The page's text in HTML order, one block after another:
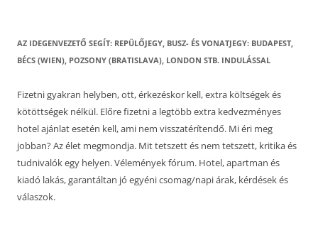
AZ IDEGENVEZETŐ SEGÍT: REPÜLŐJEGY, BUSZ- ÉS VONATJEGY: BUDAPEST,
BÉCS (WIEN), POZSONY (BRATISLAVA), LONDON STB. INDULÁSSAL
Fizetni gyakran helyben, ott, érkezéskor kell, extra költségek és
kötöttségek nélkül. Előre fizetni a legtöbb extra kedvezményes
hotel ajánlat esetén kell, ami nem visszatérítendő. Mi éri meg
jobban? Az élet megmondja. Mit tetszett és nem tetszett, kritika és
tudnivalók egy helyen. Vélemények fórum. Hotel, apartman és
kiadó lakás, garantáltan jó egyéni csomag/napi árak, kérdések és
válaszok.